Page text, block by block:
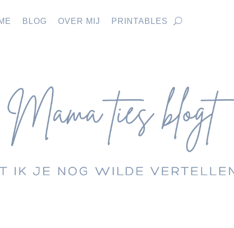
BLOG OVER MIJ PRINTABLES